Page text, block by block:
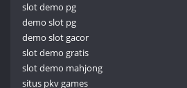
slot demo pg
demo slot pg
demo slot gacor
slot demo gratis
slot demo mahjong
situs pkv games